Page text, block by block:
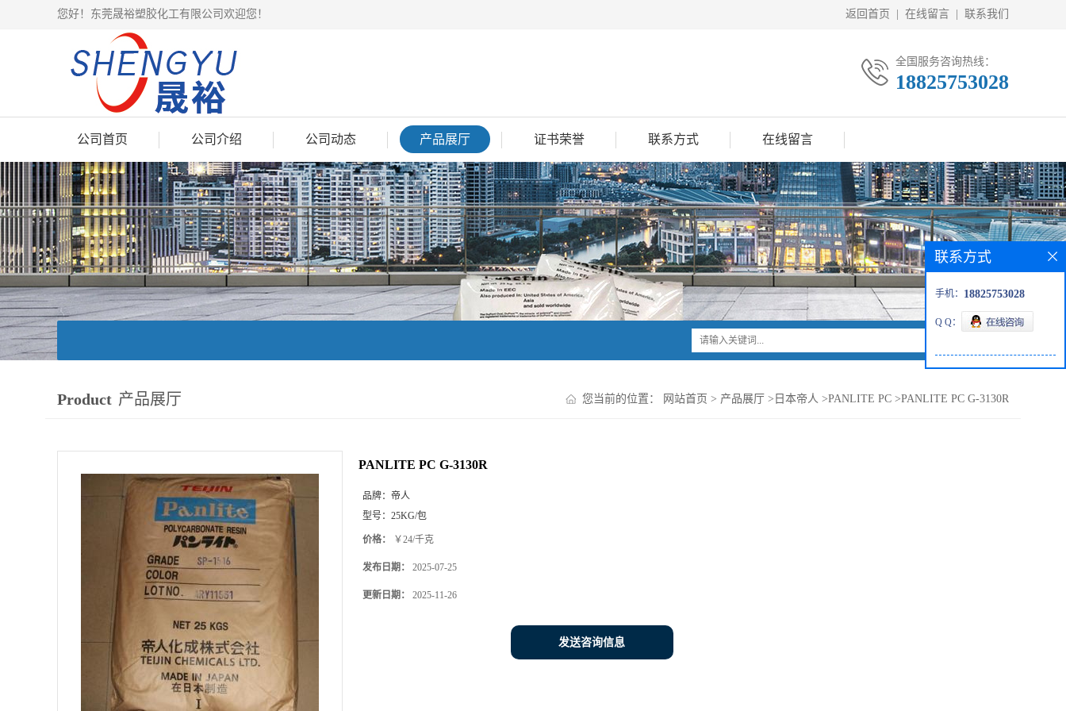
您好！东莞晟裕塑胶化工有限公司欢迎您！ 返回首页 在线留言 联系我们
全国服务咨询热线：
18825753028
公司首页 公司介绍 公司动态 产品展厅 证书荣誉 联系方式 在线留言
Product 产品展厅 您当前的位置： 网站首页 > 产品展厅 > 日本帝人 >PANLITE PC >PANLITE PC G-3130R
PANLITE PC G-3130R
品牌： 帝人
型号： 25KG/包
价格： ￥24/千克
发布日期： 2025-07-25
更新日期： 2025-11-26
发送咨询信息
联系方式
手机： 18825753028
Q Q：